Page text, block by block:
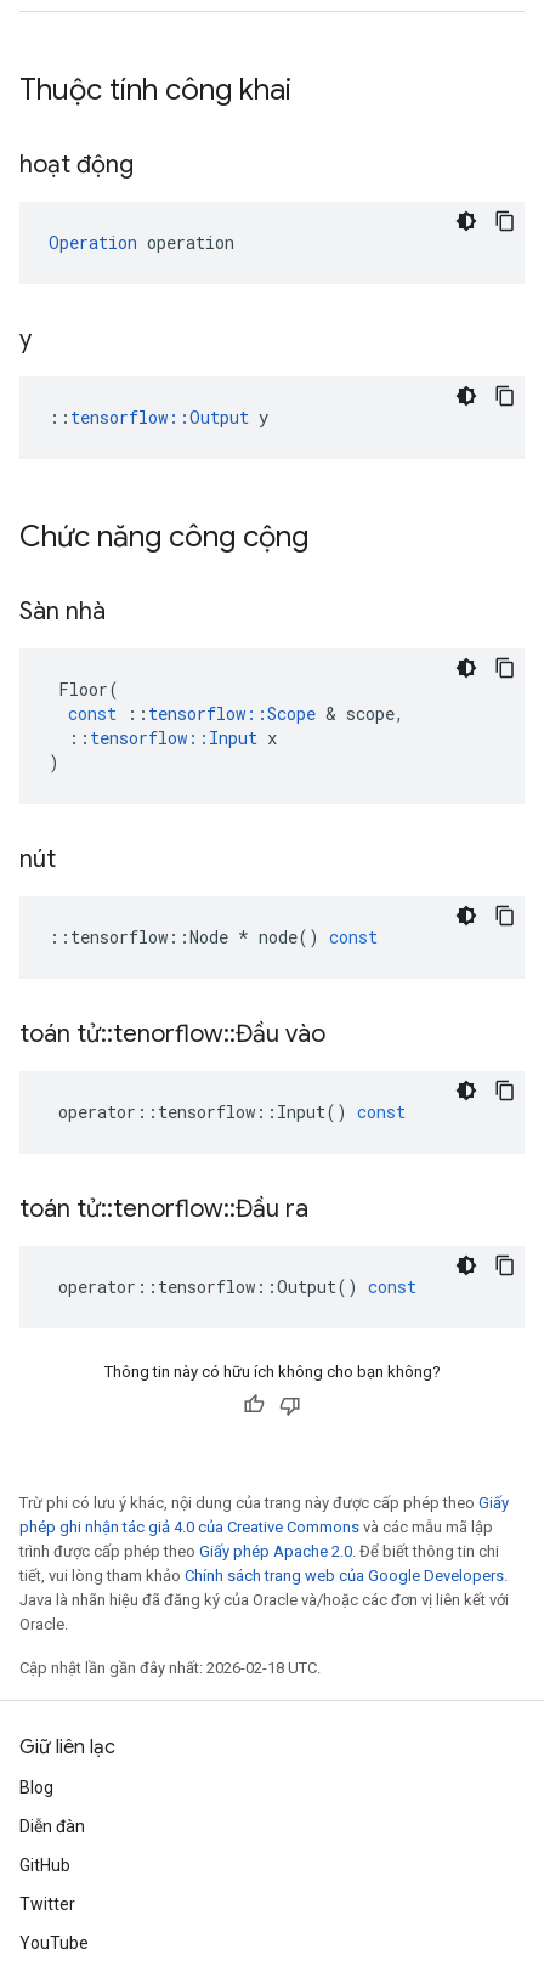
Thuộc tính công khai
hoạt động
Operation operation
y
:: tensorflow::Output y
Chức năng công cộng
Sàn nhà
Floor(
const
:: tensorflow ::Scope & scope,
:: tensorflow :: Input x
)
nút
:: tensorflow ::Node * node() const
toán tử::tenorflow::Đầu vào
operator :: tensorflow :: Input() const
toán tử::tenorflow::Đầu ra
operator :: tensorflow ::Output() const
Thông tin này có hữu ích không cho bạn không?
Trừ phi có lưu ý khác, nội dung của trang này được cấp phép theo Giấy
phép ghi nhận tác giả 4.0 của Creative Commons và các mẫu mã lập
trình được cấp phép theo Giấy phép Apache 2.0. Để biết thông tin chi
tiết, vui lòng tham khảo Chính sách trang web của Google Developers.
Java là nhãn hiệu đã đăng ký của Oracle và/hoặc các đơn vị liên kết với
Oracle.
Cập nhật lần gần đây nhất: 2026-02-18 UTC.
Giữ liên lạc
Blog
Diễn đàn
GitHub
Twitter
YouTube